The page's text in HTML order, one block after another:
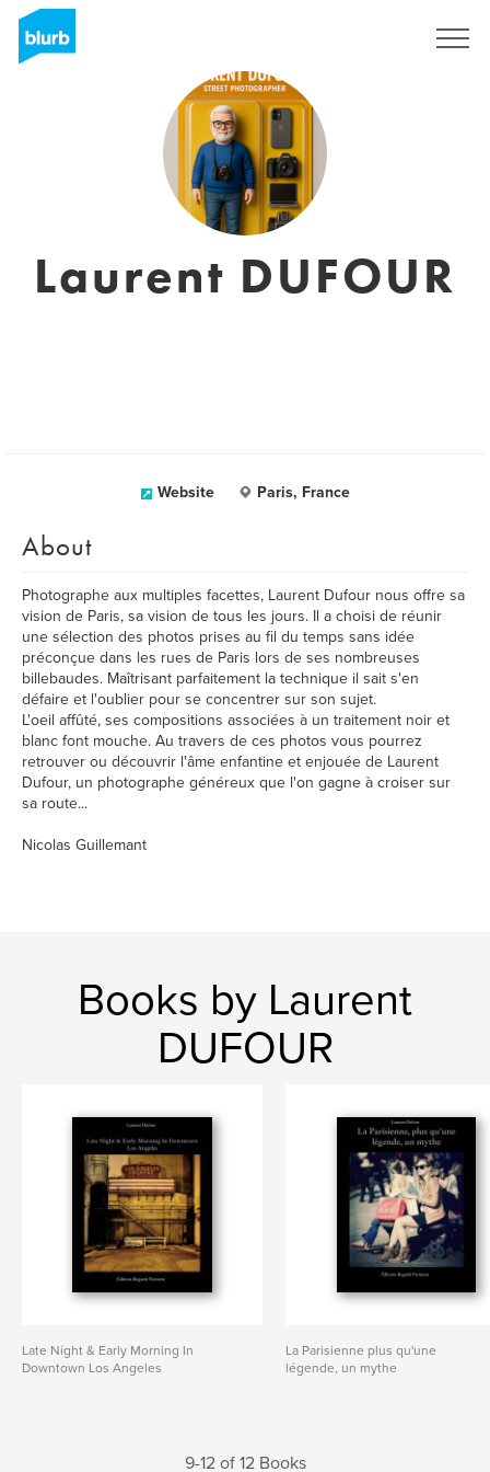
Laurent DUFOUR
Website Paris, France
About
Photographe aux multiples facettes, Laurent Dufour nous offre sa
vision de Paris, sa vision de tous les jours. Il a choisi de réunir
une sélection des photos prises au fil du temps sans idée
préconçue dans les rues de Paris lors de ses nombreuses
billebaudes. Maîtrisant parfaitement la technique il sait s'en
défaire et l'oublier pour se concentrer sur son sujet.
L'oeil affûté, ses compositions associées à un traitement noir et
blanc font mouche. Au travers de ces photos vous pourrez
retrouver ou découvrir l'âme enfantine et enjouée de Laurent
Dufour, un photographe généreux que l'on gagne à croiser sur
sa route...
Nicolas Guillemant
Books by Laurent
DUFOUR
Late Night & Early Morning In
Downtown Los Angeles
La Parisienne plus qu'une
légende, un mythe
9-12 of 12 Books